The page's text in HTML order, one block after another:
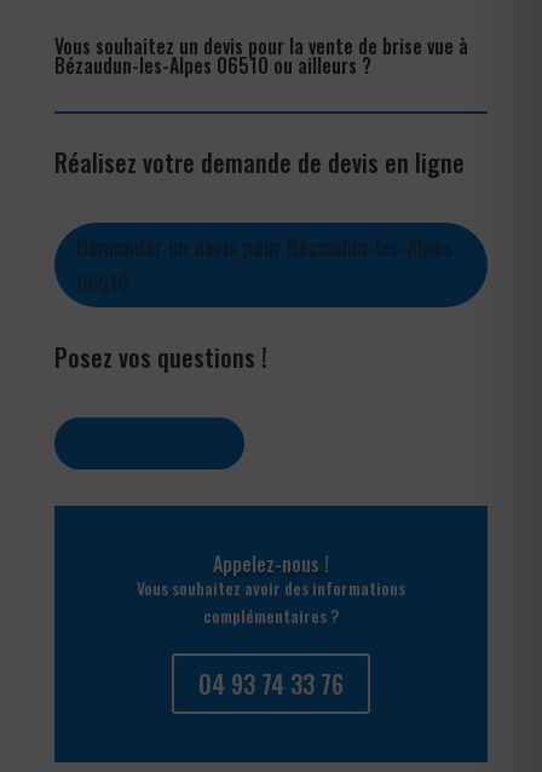
Vous souhaitez un devis pour la vente de brise vue à
Bézaudun-les-Alpes 06510 ou ailleurs ?
Réalisez votre demande de devis en ligne
Posez vos questions !
Appelez-nous !
Vous souhaitez avoir des informations
complémentaires ?
04 93 74 33 76